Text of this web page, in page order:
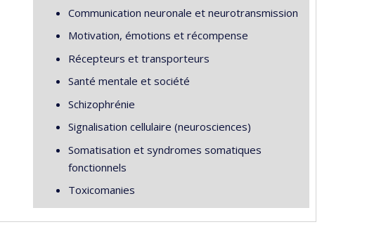
Communication neuronale et neurotransmission
Motivation, émotions et récompense
Récepteurs et transporteurs
Santé mentale et société
Schizophrénie
Signalisation cellulaire (neurosciences)
Somatisation et syndromes somatiques
fonctionnels
Toxicomanies